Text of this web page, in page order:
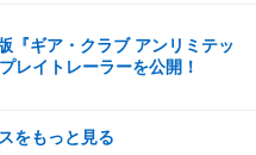
『ギア・クラブ アンリミテッ
レイトレーラーを公開！
をもっと見る